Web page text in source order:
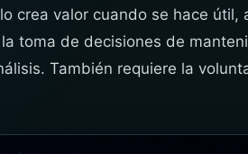
crea valor cuando se hace útil,
toma de decisiones de
También requiere la